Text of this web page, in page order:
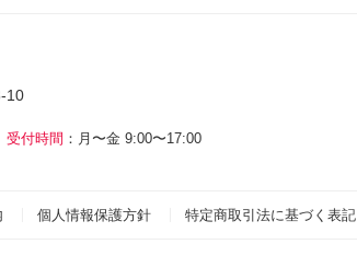
10
受付時間 ：月〜金 9:00〜17:00
個人情報保護方針 特定商取引法に基づく表記